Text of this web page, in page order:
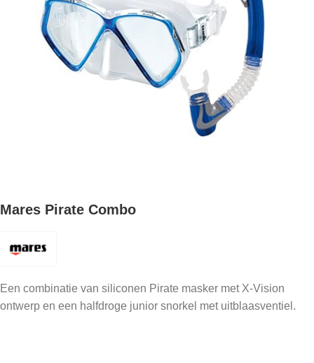
Mares Pirate Combo
Een combinatie van siliconen Pirate masker met X-Vision
ontwerp en een halfdroge junior snorkel met uitblaasventiel.